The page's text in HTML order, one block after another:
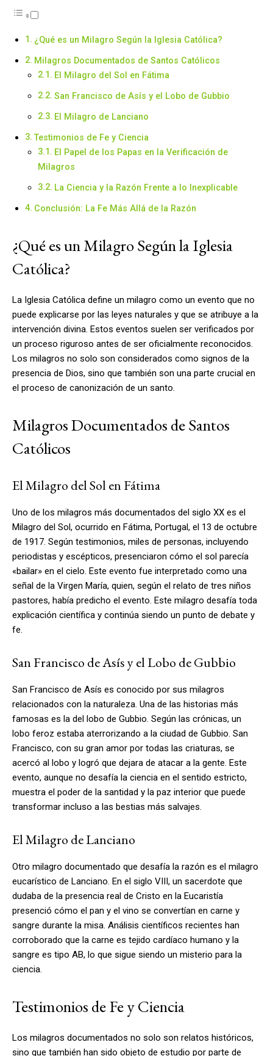
¿Qué es un Milagro Según la Iglesia Católica?
Milagros Documentados de Santos Católicos
El Milagro del Sol en Fátima
San Francisco de Asís y el Lobo de Gubbio
El Milagro de Lanciano
Testimonios de Fe y Ciencia
El Papel de los Papas en la Verificación de
Milagros
La Ciencia y la Razón Frente a lo Inexplicable
Conclusión: La Fe Más Allá de la Razón
¿Qué es un Milagro Según la Iglesia
Católica?
La Iglesia Católica define un milagro como un evento que no
puede explicarse por las leyes naturales y que se atribuye a la
intervención divina. Estos eventos suelen ser verificados por
un proceso riguroso antes de ser oficialmente reconocidos.
Los milagros no solo son considerados como signos de la
presencia de Dios, sino que también son una parte crucial en
el proceso de canonización de un santo.
Milagros Documentados de Santos
Católicos
El Milagro del Sol en Fátima
Uno de los milagros más documentados del siglo XX es el
Milagro del Sol, ocurrido en Fátima, Portugal, el 13 de octubre
de 1917. Según testimonios, miles de personas, incluyendo
periodistas y escépticos, presenciaron cómo el sol parecía
«bailar» en el cielo. Este evento fue interpretado como una
señal de la Virgen María, quien, según el relato de tres niños
pastores, había predicho el evento. Este milagro desafía toda
explicación científica y continúa siendo un punto de debate y
fe.
San Francisco de Asís y el Lobo de Gubbio
San Francisco de Asís es conocido por sus milagros
relacionados con la naturaleza. Una de las historias más
famosas es la del lobo de Gubbio. Según las crónicas, un
lobo feroz estaba aterrorizando a la ciudad de Gubbio. San
Francisco, con su gran amor por todas las criaturas, se
acercó al lobo y logró que dejara de atacar a la gente. Este
evento, aunque no desafía la ciencia en el sentido estricto,
muestra el poder de la santidad y la paz interior que puede
transformar incluso a las bestias más salvajes.
El Milagro de Lanciano
Otro milagro documentado que desafía la razón es el milagro
eucarístico de Lanciano. En el siglo VIII, un sacerdote que
dudaba de la presencia real de Cristo en la Eucaristía
presenció cómo el pan y el vino se convertían en carne y
sangre durante la misa. Análisis científicos recientes han
corroborado que la carne es tejido cardíaco humano y la
sangre es tipo AB, lo que sigue siendo un misterio para la
ciencia.
Testimonios de Fe y Ciencia
Los milagros documentados no solo son relatos históricos,
sino que también han sido objeto de estudio por parte de